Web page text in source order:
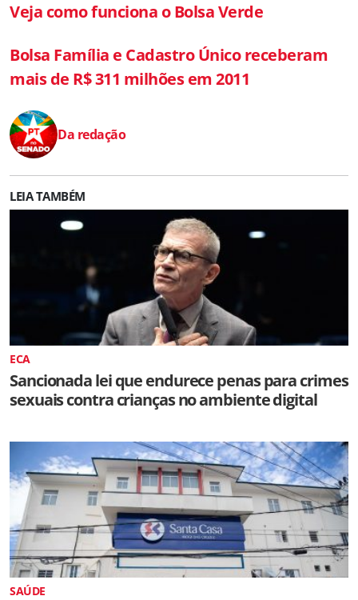
Veja como funciona o Bolsa Verde
Bolsa Família e Cadastro Único receberam
mais de R$ 311 milhões em 2011
Da redação
LEIA TAMBÉM
ECA
Sancionada lei que endurece penas para crimes
sexuais contra crianças no ambiente digital
SAÚDE